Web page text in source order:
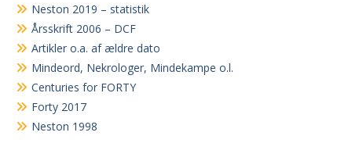
Neston 2019 – statistik
Årsskrift 2006 – DCF
Artikler o.a. af ældre dato
Mindeord, Nekrologer, Mindekampe o.l.
Centuries for FORTY
Forty 2017
Neston 1998